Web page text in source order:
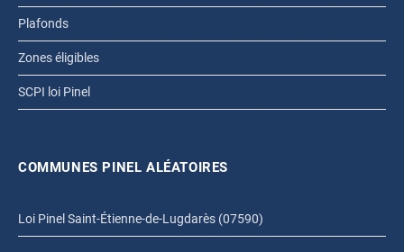
Plafonds
Zones éligibles
SCPI loi Pinel
COMMUNES PINEL ALÉATOIRES
Loi Pinel Saint-Étienne-de-Lugdarès (07590)